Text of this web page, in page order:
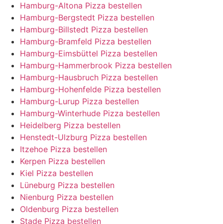
Hamburg-Altona Pizza bestellen
Hamburg-Bergstedt Pizza bestellen
Hamburg-Billstedt Pizza bestellen
Hamburg-Bramfeld Pizza bestellen
Hamburg-Eimsbüttel Pizza bestellen
Hamburg-Hammerbrook Pizza bestellen
Hamburg-Hausbruch Pizza bestellen
Hamburg-Hohenfelde Pizza bestellen
Hamburg-Lurup Pizza bestellen
Hamburg-Winterhude Pizza bestellen
Heidelberg Pizza bestellen
Henstedt-Ulzburg Pizza bestellen
Itzehoe Pizza bestellen
Kerpen Pizza bestellen
Kiel Pizza bestellen
Lüneburg Pizza bestellen
Nienburg Pizza bestellen
Oldenburg Pizza bestellen
Stade Pizza bestellen